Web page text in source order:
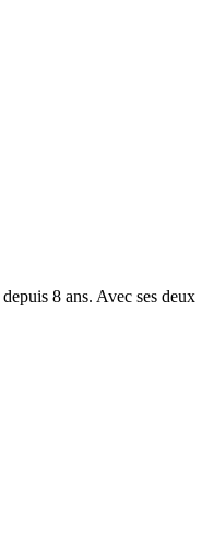
8 ans. Avec ses deux